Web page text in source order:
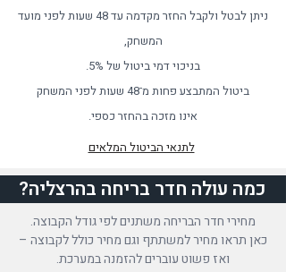
ניתן לבטל ולקבל החזר מקדמה עד 48 שעות לפני מועד
המשחק,
בניכוי דמי ביטול של 5%.
ביטול המתבצע פחות מ־48 שעות לפני המשחק
אינו מזכה בהחזר כספי.
לתנאי הביטול המלאים
כמה עולה חדר בריחה בהרצליה?
מחירי חדר הבריחה משתנים לפי גודל הקבוצה.
כאן תראו מחיר למשתתף וגם מחיר כולל לקבוצה –
ואז פשוט עוברים להזמנה במערכת.